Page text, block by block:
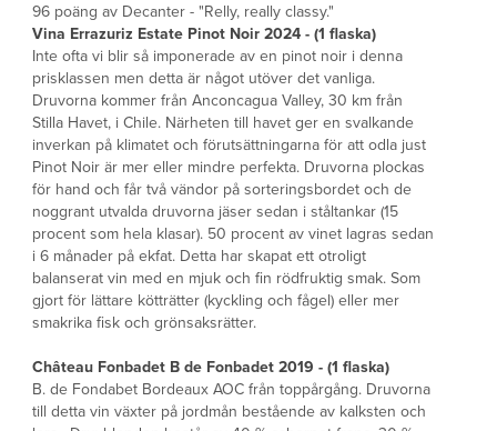
96 poäng av Decanter - "Relly, really classy."
Vina Errazuriz Estate Pinot Noir 2024 - (1 flaska)
Inte ofta vi blir så imponerade av en pinot noir i denna
prisklassen men detta är något utöver det vanliga.
Druvorna kommer från Anconcagua Valley, 30 km från
Stilla Havet, i Chile. Närheten till havet ger en svalkande
inverkan på klimatet och förutsättningarna för att odla just
Pinot Noir är mer eller mindre perfekta. Druvorna plockas
för hand och får två vändor på sorteringsbordet och de
noggrant utvalda druvorna jäser sedan i ståltankar (15
procent som hela klasar). 50 procent av vinet lagras sedan
i 6 månader på ekfat. Detta har skapat ett otroligt
balanserat vin med en mjuk och fin rödfruktig smak. Som
gjort för lättare kötträtter (kyckling och fågel) eller mer
smakrika fisk och grönsaksrätter.
Château Fonbadet B de Fonbadet 2019 - (1 flaska)
B. de Fondabet Bordeaux AOC från toppårgång. Druvorna
till detta vin växter på jordmån bestående av kalksten och